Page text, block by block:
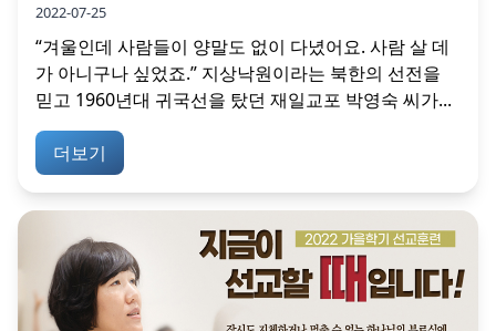
2022-07-25
“겨울인데 사람들이 양말도 없이 다녔어요. 사람 살 데
가 아니구나 싶었죠.” 지상낙원이라는 북한의 선전을
믿고 1960년대 귀국선을 탔던 재일교포 박영숙 씨가...
더보기